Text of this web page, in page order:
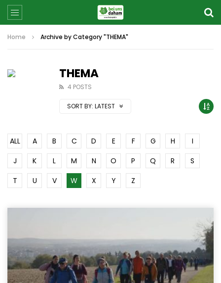
Home Archive by Category "THEMA"
THEMA
4 POSTS
SORT BY: LATEST
ALL A B C D E F G H
I
J
K L M N O P Q R
S
T
U V W X Y Z